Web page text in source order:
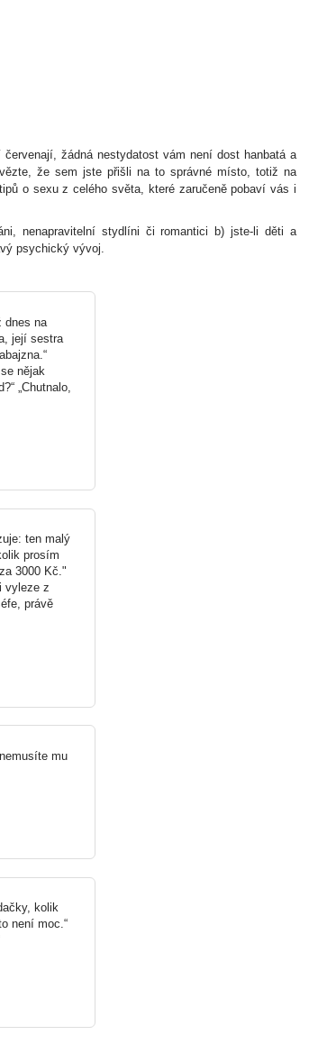
žádná nestydatost vám není dost hanbatá a
že sem jste přišli na to správné místo, totiž na
o sexu z celého světa, které zaručeně pobaví vás i
nenapravitelní stydlíni či romantici b) jste-li děti a
psychický vývoj.
dnes na
její sestra
nějak
„Chutnalo,
ten malý
prosím
3000 Kč."
vyleze z
právě
mu
kolik
není moc.“